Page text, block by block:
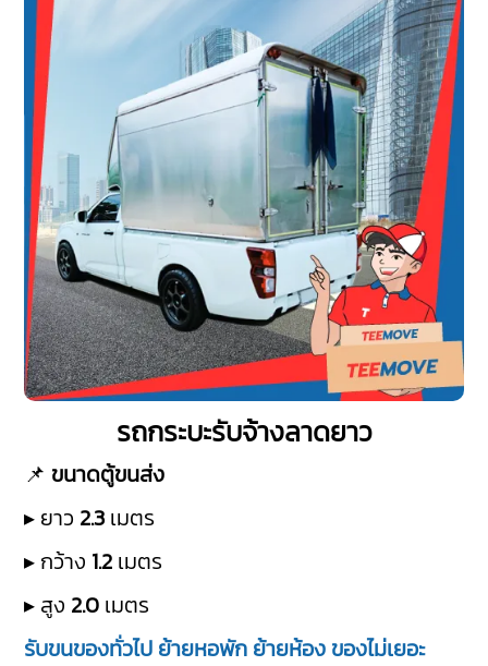
รถกระบะรับจ้างลาดยาว
📌 ขนาดตู้ขนส่ง
▸ ยาว 2.3 เมตร
▸ กว้าง 1.2 เมตร
▸ สูง 2.0 เมตร
รับขนของทั่วไป ย้ายหอพัก ย้ายห้อง ของไม่เยอะ